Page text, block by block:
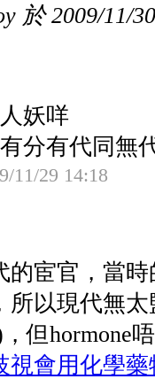
於 2009/11/
妖咩
分有代同無
11/29 14:18
的宦官，當
所以現代無
但hormone
視會用化學